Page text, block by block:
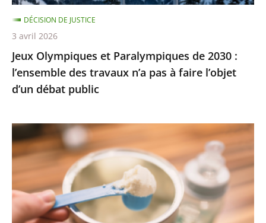
travaux
n’a
pas
à
faire
l’objet
débat
public
Jeux Olympiques et Paralympiques de 2030 :
l’ensemble des travaux n’a pas à faire l’objet
d’un débat public
DÉCISION DE JUSTICE
3 avril 2026
Laits
infantiles
:
recommandations
sanitaires